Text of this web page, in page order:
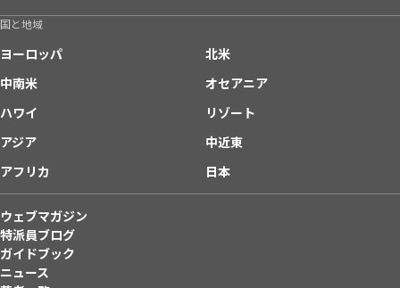
国と地域
ヨーロッパ
北米
中南米
オセアニア
ハワイ
リゾート
アジア
中近東
アフリカ
日本
ウェブマガジン
特派員ブログ
ガイドブック
ニュース